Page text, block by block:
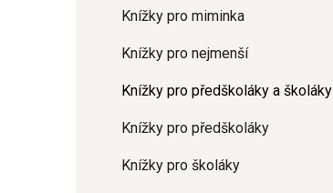
Knížky pro miminka
Knížky pro nejmenší
Knížky pro předškoláky a školáky
Knížky pro předškoláky
Knížky pro školáky